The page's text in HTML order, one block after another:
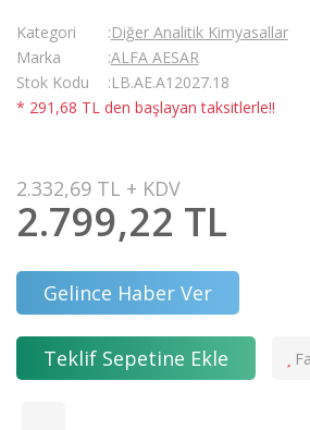
Kategori
Diğer Analitik Kimyasallar
Marka
ALFA AESAR
Stok Kodu
LB.AE.A12027.18
* 291,68 TL den başlayan taksitlerle!!
2.332,69 TL + KDV
2.799,22 TL
Gelince Haber Ver
Teklif Sepetine Ekle